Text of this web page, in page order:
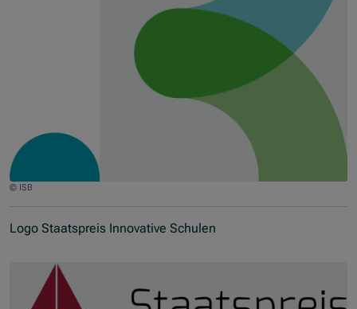
© ISB
Logo Staatspreis Innovative Schulen
Skip slider